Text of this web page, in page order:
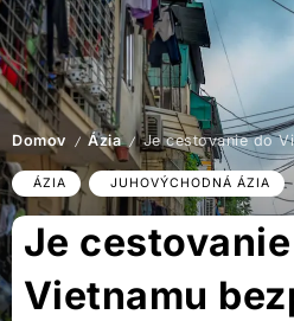
Domov / Ázia / Je cestovanie do
ÁZIA JUHOVÝCHODNÁ ÁZIA
Je
Vietnamu